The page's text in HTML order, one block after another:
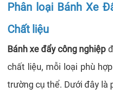
Phân loại Bánh Xe
Chất liệu
Bánh xe đẩy công nghiệp
chất liệu, mỗi loại phù
trường cụ thể. Dưới đây là